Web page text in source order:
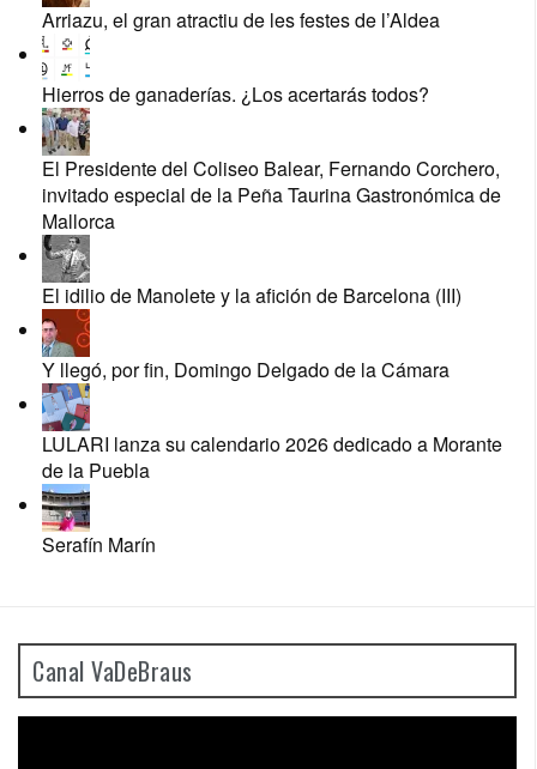
Arriazu, el gran atractiu de les festes de l’Aldea
Hierros de ganaderías. ¿Los acertarás todos?
El Presidente del Coliseo Balear, Fernando Corchero,
invitado especial de la Peña Taurina Gastronómica de
Mallorca
El idilio de Manolete y la afición de Barcelona (III)
Y llegó, por fin, Domingo Delgado de la Cámara
LULARI lanza su calendario 2026 dedicado a Morante
de la Puebla
Serafín Marín
Canal VaDeBraus